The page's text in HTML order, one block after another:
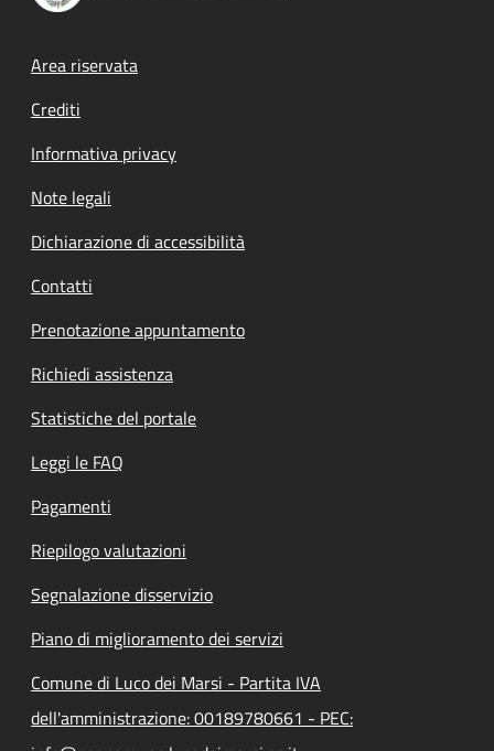
Footer menu
Area riservata
Crediti
Informativa privacy
Note legali
Dichiarazione di accessibilità
Contatti
Prenotazione appuntamento
Richiedi assistenza
Statistiche del portale
Leggi le FAQ
Pagamenti
Riepilogo valutazioni
Segnalazione disservizio
Piano di miglioramento dei servizi
Comune di Luco dei Marsi - Partita IVA
dell'amministrazione: 00189780661 - PEC: